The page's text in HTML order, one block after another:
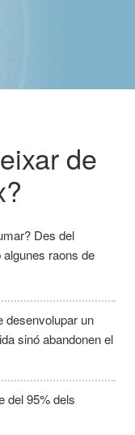
de
Des del
raons de
desenvolupar un
sinó abandonen el
del 95% dels